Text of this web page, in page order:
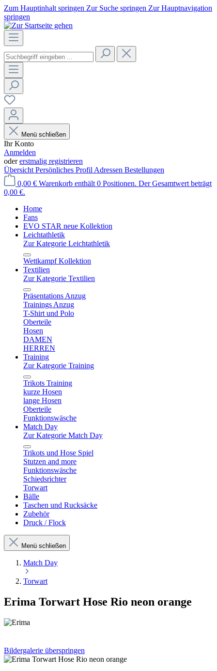
Zum Hauptinhalt springen Zur Suche springen Zur Hauptnavigation
springen
Menü schließen
Ihr Konto
Anmelden
odererstmalig registrieren
Übersicht Persönliches Profil Adressen Bestellungen
0,00 € Warenkorb enthält 0 Positionen. Der Gesamtwert beträgt
0,00 €.
Home
Fans
EVO STAR neue Kollektion
Leichtathletik
Zur Kategorie Leichtathletik
Wettkampf Kollektion
Textilien
Zur Kategorie Textilien
Präsentations Anzug
Trainings Anzug
T-Shirt und Polo
Oberteile
Hosen
DAMEN
HERREN
Training
Zur Kategorie Training
Trikots Training
kurze Hosen
lange Hosen
Oberteile
Funktionswäsche
Match Day
Zur Kategorie Match Day
Trikots und Hose Spiel
Stutzen and more
Funktionswäsche
Schiedsrichter
Torwart
Bälle
Taschen und Rucksäcke
Zubehör
Druck / Flock
Menü schließen
Match Day
Torwart
Erima Torwart Hose Rio neon orange
Bildergalerie überspringen